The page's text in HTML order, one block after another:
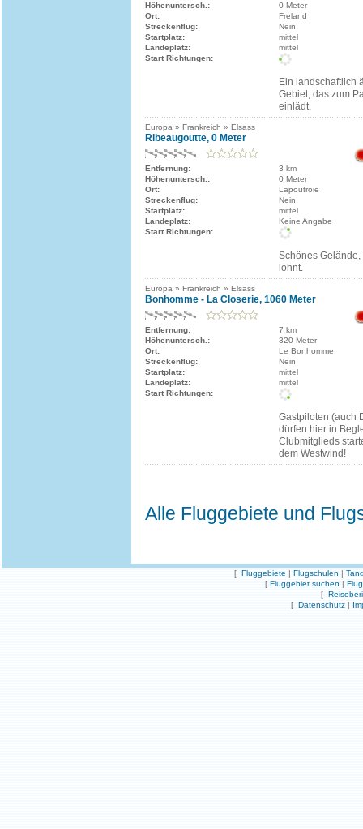
Höhenuntersch.:
0 Meter
Ort:
Freland
Streckenflug:
Nein
Startplatz:
mittel
Landeplatz:
mittel
Start Richtungen:
Ein landschaftlich
Gebiet, das zum
einlädt.
Europa » Frankreich » Elsass
Ribeaugoutte, 0 Meter
Entfernung:
3 km
Höhenuntersch.:
0 Meter
Ort:
Lapoutroie
Streckenflug:
Nein
Startplatz:
mittel
Landeplatz:
Keine Angabe
Start Richtungen:
Schönes
lohnt.
Europa » Frankreich » Elsass
Bonhomme - La Closerie, 1060 Meter
Entfernung:
7 km
Höhenuntersch.:
320 Meter
Ort:
Le Bonhomme
Streckenflug:
Nein
Startplatz:
mittel
Landeplatz:
mittel
Start Richtungen:
Gastpiloten (auch
dürfen hier in
Clubmitglieds
dem Westwind!
Alle Fluggebiete und
[ Fluggebiete | Flugschulen |
[ Fluggebiet suchen |
[
[ Datenschutz |